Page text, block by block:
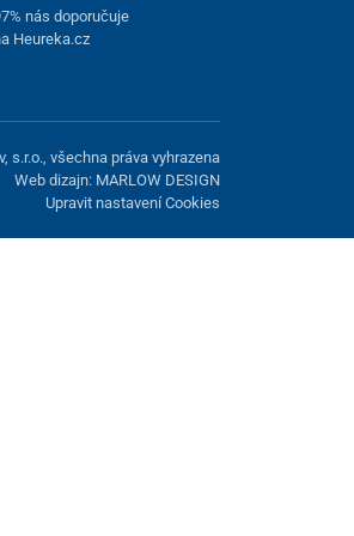
nás doporučuje
Heureka.cz
s.r.o., všechna práva vyhrazena
Web dizajn: MARLOW DESIGN
Upravit nastavení Cookies